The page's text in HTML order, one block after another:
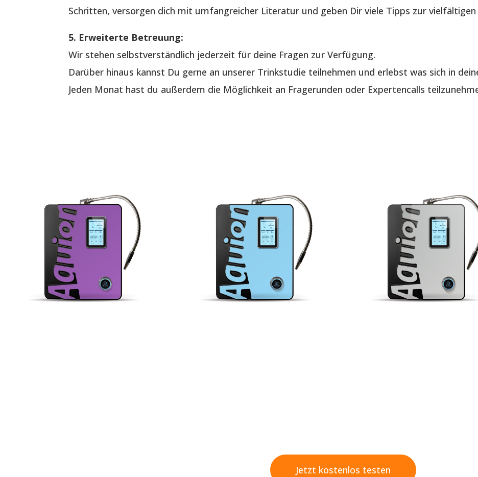
Schritten, versorgen dich mit umfangreicher Literatur und geben Dir viele Tipps zur vielfältigen
5. Erweiterte Betreuung:
Wir stehen selbstverständlich jederzeit für deine Fragen zur Verfügung.
Darüber hinaus kannst Du gerne an unserer Trinkstudie teilnehmen und erlebst was sich in
Jeden Monat hast du außerdem die Möglichkeit an Fragerunden oder Expertencalls
Jetzt kostenlos testen